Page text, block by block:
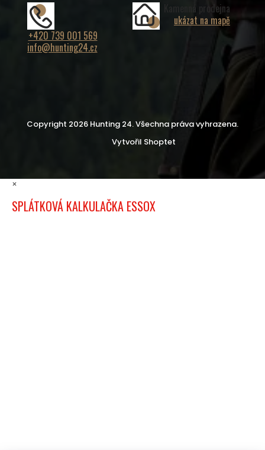
+420 739 001 569
info@hunting24.cz
Kamenná prodejna
ukázat na mapě
Vytvořil Shoptet
Copyright 2026 Hunting 24. Všechna práva vyhrazena.
×
SPLÁTKOVÁ KALKULAČKA ESSOX